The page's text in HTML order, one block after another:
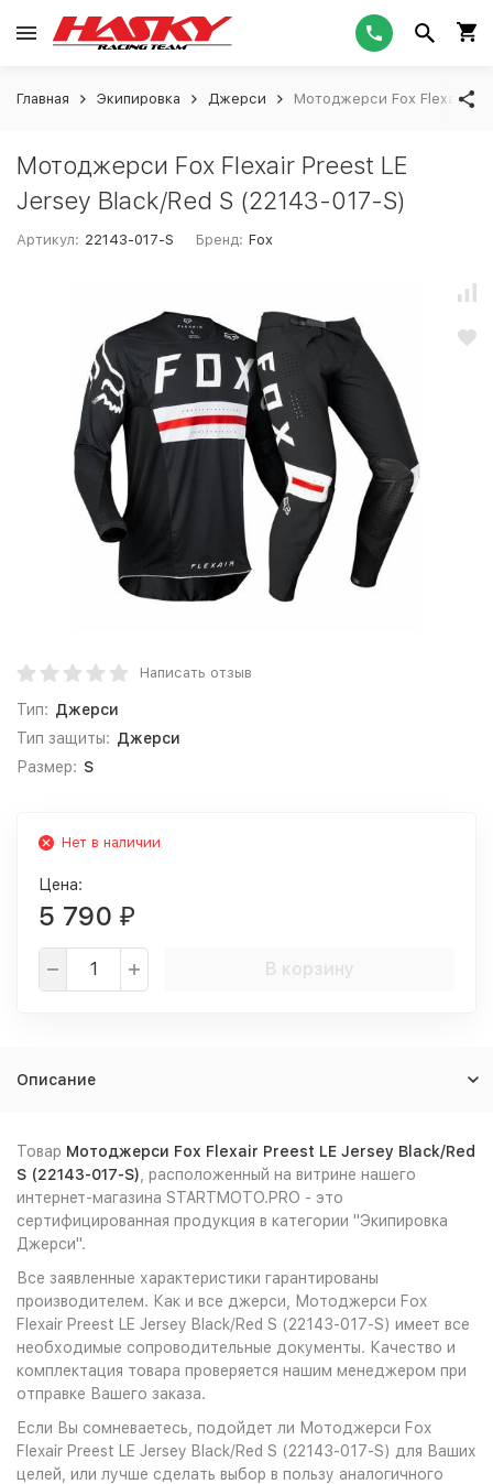
Главная Экипировка Джерси Мотоджерси Fox Flexair
Мотоджерси Fox Flexair Preest LE
Jersey Black/Red S (22143-017-S)
Артикул: 22143-017-S Бренд: Fox
Написать отзыв
Тип: Джерси
Тип защиты: Джерси
Размер: S
Нет в наличии
Цена:
5 790 ₽
В корзину
Описание
Товар Мотоджерси Fox Flexair Preest LE Jersey Black/Red
S (22143-017-S) , расположенный на витрине нашего
интернет-магазина STARTMOTO.PRO - это
сертифицированная продукция в категории "Экипировка
Джерси".
Все заявленные характеристики гарантированы
производителем. Как и все джерси, Мотоджерси Fox
Flexair Preest LE Jersey Black/Red S (22143-017-S) имеет все
необходимые сопроводительные документы. Качество и
комплектация товара проверяется нашим менеджером при
отправке Вашего заказа.
Если Вы сомневаетесь, подойдет ли Мотоджерси Fox
Flexair Preest LE Jersey Black/Red S (22143-017-S) для Ваших
целей, или лучше сделать выбор в пользу аналогичного